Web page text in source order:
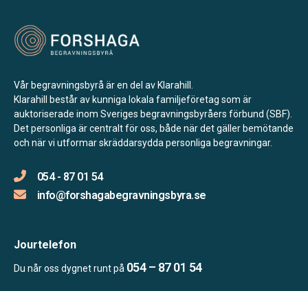
Vår begravningsbyrå är en del av Klarahill.
Klarahill består av kunniga lokala familjeföretag som är
auktoriserade inom Sveriges begravningsbyråers förbund (SBF).
Det personliga är centralt för oss, både när det gäller bemötande
och när vi utformar skräddarsydda personliga begravningar.
054 - 87 01 54
info@forshagabegravningsbyra.se
Jourtelefon
Du når oss dygnet runt på 054 – 87 01 54